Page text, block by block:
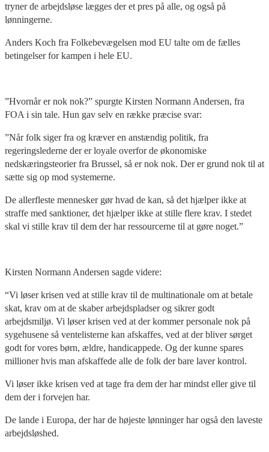
tryner de arbejdsløse lægges der et pres på alle, og også på
lønningerne.
Anders Koch fra Folkebevægelsen mod EU talte om de fælles
betingelser for kampen i hele EU.
”Hvornår er nok nok?” spurgte Kirsten Normann Andersen, fra
FOA i sin tale. Hun gav selv en række præcise svar:
”Når folk siger fra og kræver en anstændig politik, fra
regeringslederne der er loyale overfor de økonomiske
nedskæringsteorier fra Brussel, så er nok nok. Der er grund nok til at
sætte sig op mod systemerne.
De allerfleste mennesker gør hvad de kan, så det hjælper ikke at
straffe med sanktioner, det hjælper ikke at stille flere krav. I stedet
skal vi stille krav til dem der har ressourcerne til at gøre noget.”
Kirsten Normann Andersen sagde videre:
“Vi løser krisen ved at stille krav til de multinationale om at betale
skat, krav om at de skaber arbejdspladser og sikrer godt
arbejdsmiljø. Vi løser krisen ved at der kommer personale nok på
sygehusene så ventelisterne kan afskaffes, ved at der bliver sørget
godt for vores børn, ældre, handicappede. Og der kunne spares
millioner hvis man afskaffede alle de folk der bare laver kontrol.
Vi løser ikke krisen ved at tage fra dem der har mindst eller give til
dem der i forvejen har.
De lande i Europa, der har de højeste lønninger har også den laveste
arbejdsløshed.